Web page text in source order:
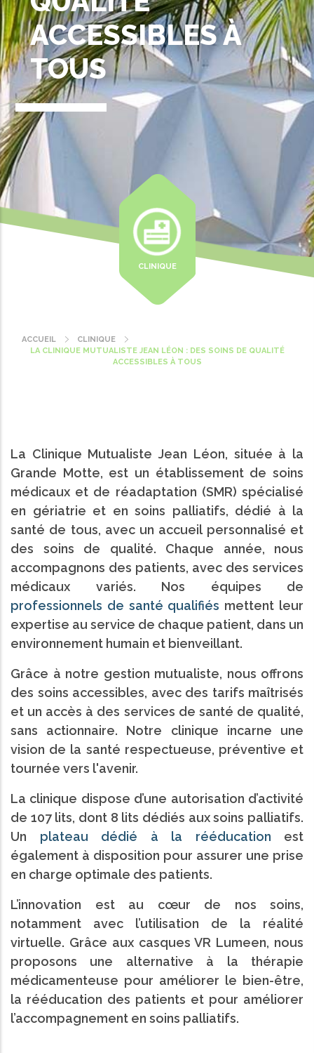
ACCESSIBLES À
TOUS
CLINIQUE
Fil
ACCUEIL
CLINIQUE
LA CLINIQUE MUTUALISTE JEAN LÉON : DES SOINS DE QUALITÉ
ACCESSIBLES À TOUS
La Clinique Mutualiste Jean Léon, située à la
Grande Motte, est un établissement de soins
médicaux et de réadaptation (SMR) spécialisé
en gériatrie et en soins palliatifs, dédié à la
santé de tous, avec un accueil personnalisé et
des soins de qualité. Chaque année, nous
accompagnons des patients, avec des services
médicaux variés. Nos équipes de
professionnels de santé qualifiés mettent leur
expertise au service de chaque patient, dans un
environnement humain et bienveillant.
Grâce à notre gestion mutualiste, nous offrons
des soins accessibles, avec des tarifs maîtrisés
et un accès à des services de santé de qualité,
sans actionnaire. Notre clinique incarne une
vision de la santé respectueuse, préventive et
tournée vers l'avenir.
La clinique dispose d’une autorisation d’activité
de 107 lits, dont 8 lits dédiés aux soins palliatifs.
Un plateau dédié à la rééducation est
également à disposition pour assurer une prise
en charge optimale des patients.
L’innovation est au cœur de nos soins,
notamment avec l’utilisation de la réalité
virtuelle. Grâce aux casques VR Lumeen, nous
proposons une alternative à la thérapie
médicamenteuse pour améliorer le bien-être,
la rééducation des patients et pour améliorer
l’accompagnement en soins palliatifs.